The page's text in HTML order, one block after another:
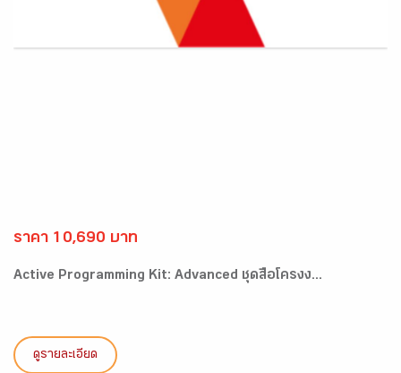
ราคา 10,690 บาท
Active Programming Kit: Advanced ชุดสื่อโครงง...
ดูรายละเอียด